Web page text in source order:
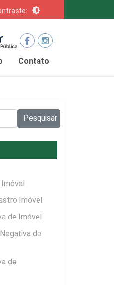
brightness_6
Contato
Pesquisar
Imóvel
de Imóvel
de
de